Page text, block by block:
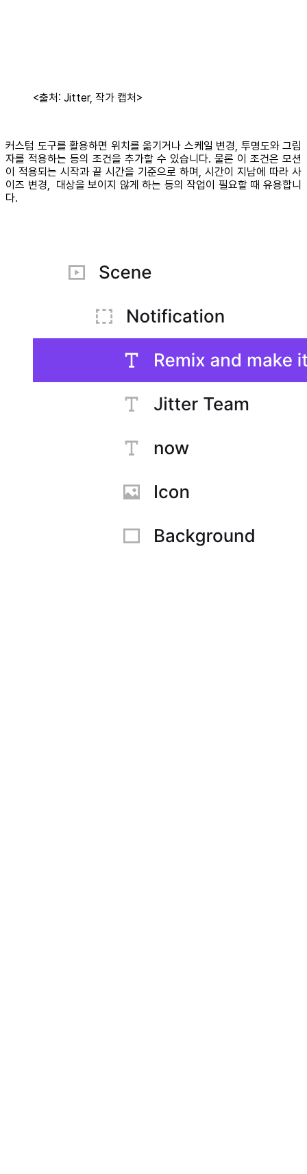
<출처: Jitter, 작가 캡처>
커스텀 도구를 활용하면 위치를 옮기거나 스케일 변경, 투명도와 그림
자를 적용하는 등의 조건을 추가할 수 있습니다. 물론 이 조건은 모션
이 적용되는 시작과 끝 시간을 기준으로 하며, 시간이 지남에 따라 사
이즈 변경, 대상을 보이지 않게 하는 등의 작업이 필요할 때 유용합니
다.